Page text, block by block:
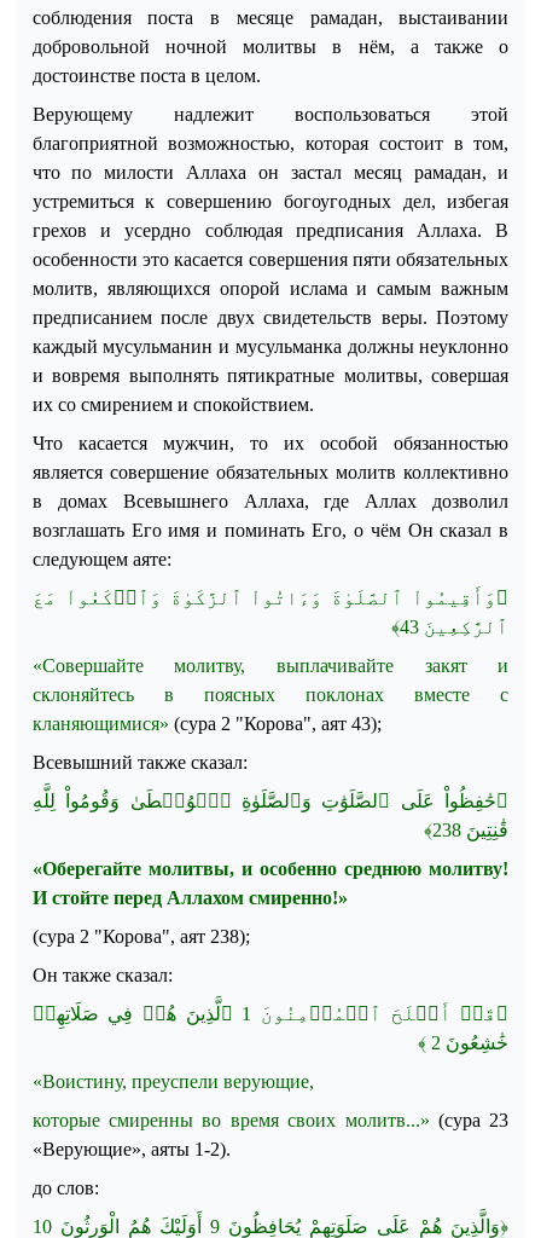
соблюдения поста в месяце рамадан, выстаивании
добровольной ночной молитвы в нём, а также о
достоинстве поста в целом.
Верующему надлежит воспользоваться этой
благоприятной возможностью, которая состоит в том,
что по милости Аллаха он застал месяц рамадан, и
устремиться к совершению богоугодных дел, избегая
грехов и усердно соблюдая предписания Аллаха. В
особенности это касается совершения пяти обязательных
молитв, являющихся опорой ислама и самым важным
предписанием после двух свидетельств веры. Поэтому
каждый мусульманин и мусульманка должны неуклонно
и вовремя выполнять пятикратные молитвы, совершая
их со смирением и спокойствием.
Что касается мужчин, то их особой обязанностью
является совершение обязательных молитв коллективно
в домах Всевышнего Аллаха, где Аллах дозволил
возглашать Его имя и поминать Его, о чём Он сказал в
следующем аяте:
﴿وَأَقِيمُواْ ٱلصَّلَوٰةَ وَءَاتُواْ ٱلزَّكَوٰةَ وَٱرۡكَعُواْ مَعَ
ٱلرَّٰكِعِينَ 43﴾
«Совершайте молитву, выплачивайте закят и
склоняйтесь в поясных поклонах вместе с
кланяющимися» (сура 2 "Корова", аят 43);
Всевышний также сказал:
﴿حَٰفِظُواْ عَلَى ٱلصَّلَوَٰتِ وَٱلصَّلَوٰةِ ٱلۡوُسۡطَىٰ وَقُومُواْ لِلَّهِ
قَٰنِتِينَ 238﴾
«Оберегайте молитвы, и особенно среднюю молитву!
И стойте перед Аллахом смиренно!»
(сура 2 "Корова", аят 238);
Он также сказал:
﴿قَدۡ أَفۡلَحَ ٱلۡمُؤۡمِنُونَ 1 ٱلَّذِينَ هُمۡ فِي صَلَاتِهِمۡ
خَٰشِعُونَ 2 ﴾
«Воистину, преуспели верующие,
которые смиренны во время своих молитв...» (сура 23
«Верующие», аяты 1-2).
до слов:
﴿وَالَّذِينَ هُمْ عَلَى صَلَوَتِهِمْ يُحَافِظُونَ 9 أَوَلَيْكَ هُمُ الْوَرِثُونَ 10